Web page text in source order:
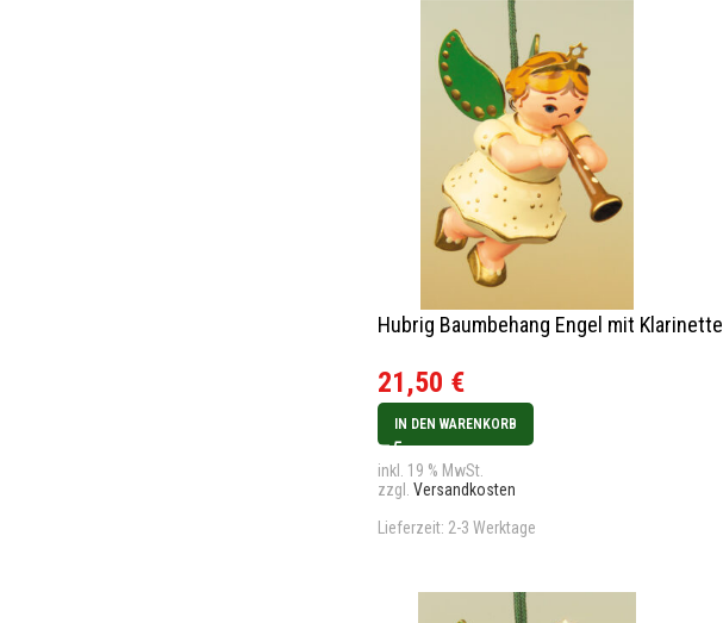
Hubrig Baumbehang Engel mit Klarinette
21,50 €
IN DEN WARENKORB
inkl. 19 % MwSt.
zzgl.Versandkosten
Lieferzeit: 2-3 Werktage